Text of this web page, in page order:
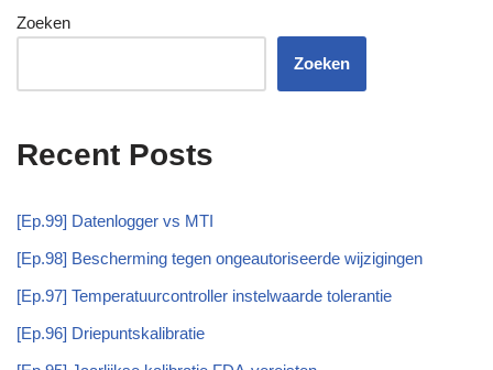
Zoeken
Zoeken
Recent Posts
[Ep.99] Datenlogger vs MTI
[Ep.98] Bescherming tegen ongeautoriseerde wijzigingen
[Ep.97] Temperatuurcontroller instelwaarde tolerantie
[Ep.96] Driepuntskalibratie